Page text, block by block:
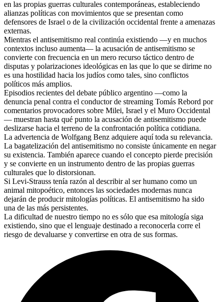
en las propias guerras culturales contemporáneas, estableciendo
alianzas políticas con movimientos que se presentan como
defensores de Israel o de la civilización occidental frente a amenazas
externas.
Mientras el antisemitismo real continúa existiendo —y en muchos
contextos incluso aumenta— la acusación de antisemitismo se
convierte con frecuencia en un mero recurso táctico dentro de
disputas y polarizaciones ideológicas en las que lo que se dirime no
es una hostilidad hacia los judíos como tales, sino conflictos
políticos más amplios.
Episodios recientes del debate público argentino —como la
denuncia penal contra el conductor de streaming Tomás Rebord por
comentarios provocadores sobre Milei, Israel y el Muro Occidental
— muestran hasta qué punto la acusación de antisemitismo puede
deslizarse hacia el terreno de la confrontación política cotidiana.
La advertencia de Wolfgang Benz adquiere aquí toda su relevancia.
La bagatelización del antisemitismo no consiste únicamente en negar
su existencia. También aparece cuando el concepto pierde precisión
y se convierte en un instrumento dentro de las propias guerras
culturales que lo distorsionan.
Si Levi-Strauss tenía razón al describir al ser humano como un
animal mitopoético, entonces las sociedades modernas nunca
dejarán de producir mitologías políticas. El antisemitismo ha sido
una de las más persistentes.
La dificultad de nuestro tiempo no es sólo que esa mitología siga
existiendo, sino que el lenguaje destinado a reconocerla corre el
riesgo de devaluarse y convertirse en otra de sus formas.